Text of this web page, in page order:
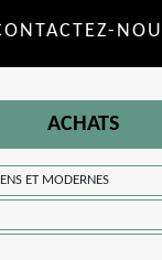
ACHATS
ET MODERNES